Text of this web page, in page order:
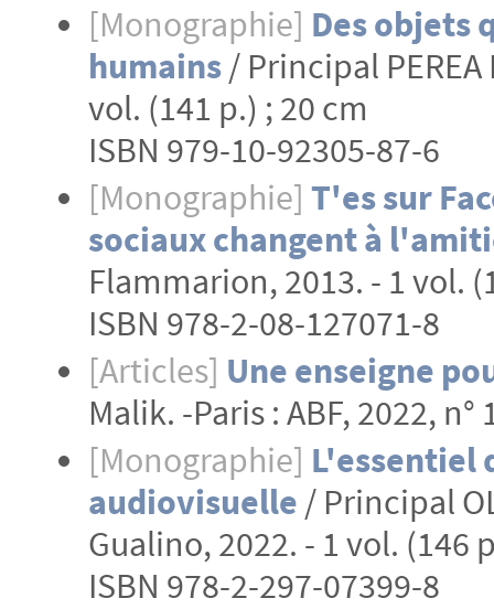
[Monographie] Des objets
humains / Principal
vol. (141 p.) ; 20 cm
ISBN 979-10-92305-87-6
[Monographie] T'es sur
sociaux changent à
Flammarion, 2013. - 1 vol.
ISBN 978-2-08-127071-8
[Articles] Une enseigne
Malik. -Paris : ABF, 2022, n°
[Monographie] L'essentiel
audiovisuelle / Principal
Gualino, 2022. - 1 vol. (146
ISBN 978-2-297-07399-8